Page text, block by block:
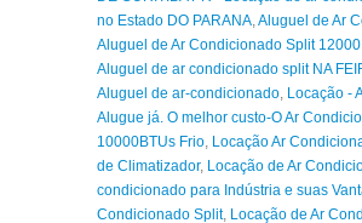
no Estado DO PARANA Aluguel de Ar
Aluguel de Ar Condicionado Split
Aluguel de ar condicionado split NA
Aluguel de ar-condicionado Locação -
Alugue já. O melhor custo-O Ar
10000BTUs Frio Locação Ar
de Climatizador, Locação de Ar
condicionado para Indústria e suas
Condicionado Split, Locação de Ar